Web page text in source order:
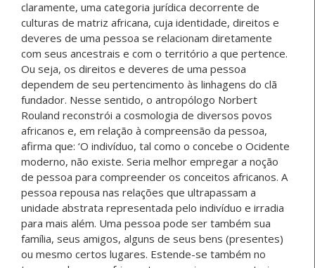
claramente, uma categoria jurídica decorrente de
culturas de matriz africana, cuja identidade, direitos e
deveres de uma pessoa se relacionam diretamente
com seus ancestrais e com o território a que pertence.
Ou seja, os direitos e deveres de uma pessoa
dependem de seu pertencimento às linhagens do clã
fundador. Nesse sentido, o antropólogo Norbert
Rouland reconstrói a cosmologia de diversos povos
africanos e, em relação à compreensão da pessoa,
afirma que: ‘O indivíduo, tal como o concebe o Ocidente
moderno, não existe. Seria melhor empregar a noção
de pessoa para compreender os conceitos africanos. A
pessoa repousa nas relações que ultrapassam a
unidade abstrata representada pelo indivíduo e irradia
para mais além. Uma pessoa pode ser também sua
família, seus amigos, alguns de seus bens (presentes)
ou mesmo certos lugares. Estende-se também no